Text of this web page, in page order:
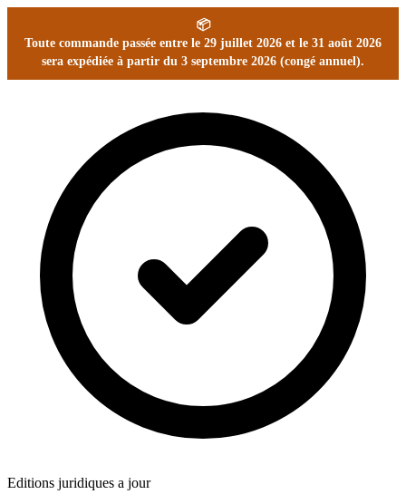
📦
Toute commande passée entre le 29 juillet 2026 et le 31 août 2026
sera expédiée à partir du 3 septembre 2026 (congé annuel).
Editions juridiques a jour